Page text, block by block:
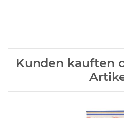
Kunden kauften